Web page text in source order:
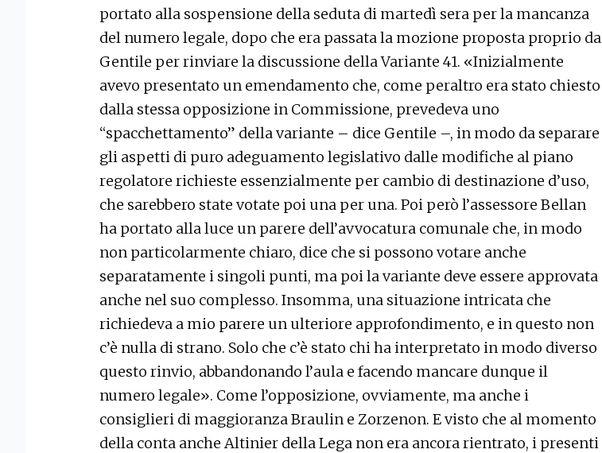
portato alla sospensione della seduta di martedì sera per la mancanza
del numero legale, dopo che era passata la mozione proposta proprio da
Gentile per rinviare la discussione della Variante 41. «Inizialmente
avevo presentato un emendamento che, come peraltro era stato chiesto
dalla stessa opposizione in Commissione, prevedeva uno
“spacchettamento” della variante – dice Gentile –, in modo da separare
gli aspetti di puro adeguamento legislativo dalle modifiche al piano
regolatore richieste essenzialmente per cambio di destinazione d’uso,
che sarebbero state votate poi una per una. Poi però l’assessore Bellan
ha portato alla luce un parere dell’avvocatura comunale che, in modo
non particolarmente chiaro, dice che si possono votare anche
separatamente i singoli punti, ma poi la variante deve essere approvata
anche nel suo complesso. Insomma, una situazione intricata che
richiedeva a mio parere un ulteriore approfondimento, e in questo non
c’è nulla di strano. Solo che c’è stato chi ha interpretato in modo diverso
questo rinvio, abbandonando l’aula e facendo mancare dunque il
numero legale». Come l’opposizione, ovviamente, ma anche i
consiglieri di maggioranza Braulin e Zorzenon. E visto che al momento
della conta anche Altinier della Lega non era ancora rientrato, i presenti